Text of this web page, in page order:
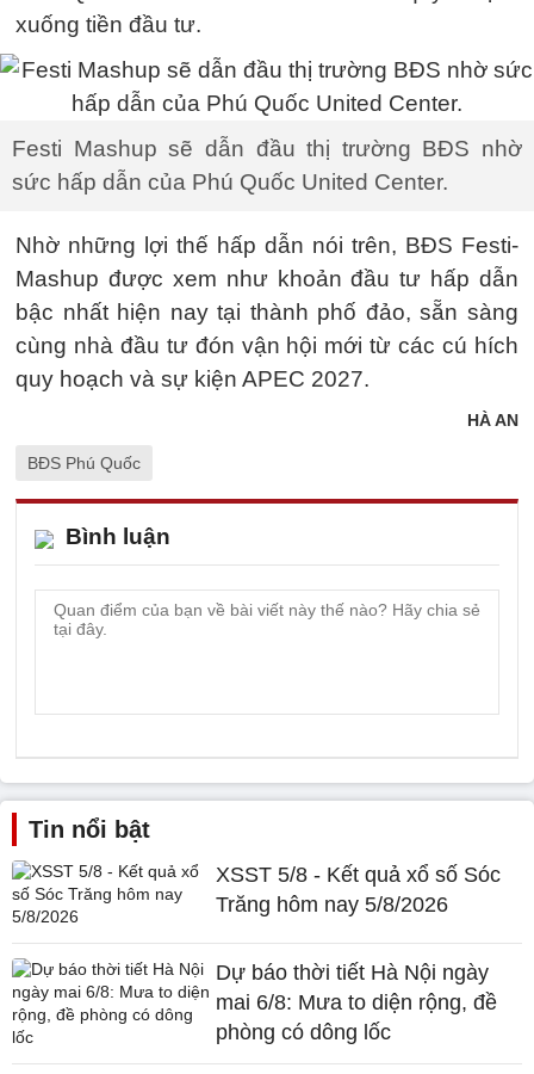
xuống tiền đầu tư.
Festi Mashup sẽ dẫn đầu thị trường BĐS nhờ
sức hấp dẫn của Phú Quốc United Center.
Nhờ những lợi thế hấp dẫn nói trên, BĐS Festi-
Mashup được xem như khoản đầu tư hấp dẫn
bậc nhất hiện nay tại thành phố đảo, sẵn sàng
cùng nhà đầu tư đón vận hội mới từ các cú hích
quy hoạch và sự kiện APEC 2027.
HÀ AN
BĐS Phú Quốc
Bình luận
Tin nổi bật
XSST 5/8 - Kết quả xổ số Sóc
Trăng hôm nay 5/8/2026
Dự báo thời tiết Hà Nội ngày
mai 6/8: Mưa to diện rộng, đề
phòng có dông lốc